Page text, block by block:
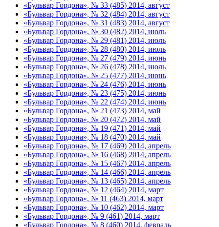
«Бульвар Гордона», № 33 (485) 2014, август
«Бульвар Гордона», № 32 (484) 2014, август
«Бульвар Гордона», № 31 (483) 2014, август
«Бульвар Гордона», № 30 (482) 2014, июль
«Бульвар Гордона», № 29 (481) 2014, июль
«Бульвар Гордона», № 28 (480) 2014, июль
«Бульвар Гордона», № 27 (479) 2014, июнь
«Бульвар Гордона», № 26 (478) 2014, июль
«Бульвар Гордона», № 25 (477) 2014, июнь
«Бульвар Гордона», № 24 (476) 2014, июнь
«Бульвар Гордона», № 23 (475) 2014, июнь
«Бульвар Гордона», № 22 (474) 2014, июнь
«Бульвар Гордона», № 21 (473) 2014, май
«Бульвар Гордона», № 20 (472) 2014, май
«Бульвар Гордона», № 19 (471) 2014, май
«Бульвар Гордона», № 18 (470) 2014, май
«Бульвар Гордона», № 17 (469) 2014, апрель
«Бульвар Гордона», № 16 (468) 2014, апрель
«Бульвар Гордона», № 15 (467) 2014, апрель
«Бульвар Гордона», № 14 (466) 2014, апрель
«Бульвар Гордона», № 13 (465) 2014, апрель
«Бульвар Гордона», № 12 (464) 2014, март
«Бульвар Гордона», № 11 (463) 2014, март
«Бульвар Гордона», № 10 (462) 2014, март
«Бульвар Гордона», № 9 (461) 2014, март
«Бульвар Гордона», № 8 (460) 2014, февраль